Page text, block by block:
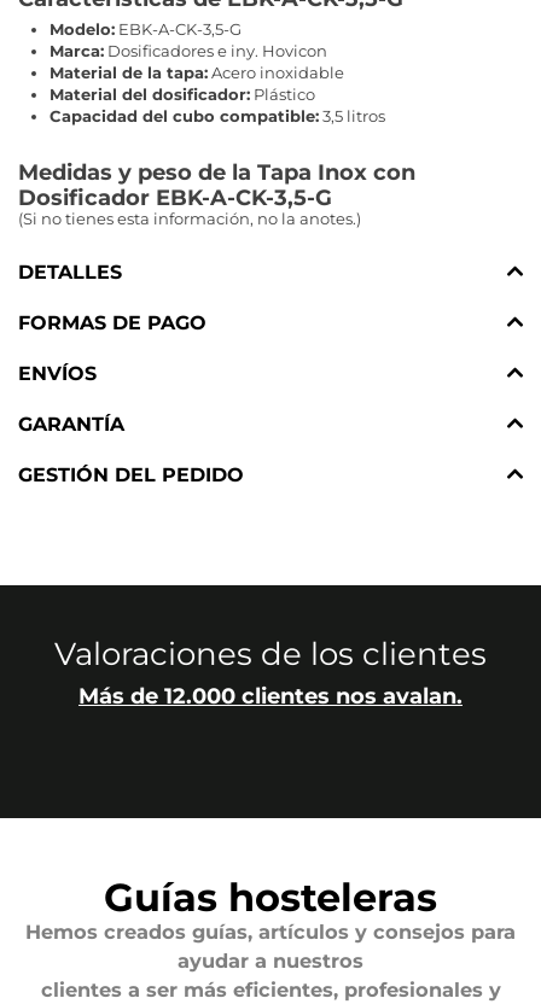
Modelo: EBK-A-CK-3,5-G
Marca: Dosificadores e iny. Hovicon
Material de la tapa:Acero inoxidable
Material del dosificador: Plástico
Capacidad del cubo compatible:3,5 litros
Medidas y peso de la Tapa Inox con
Dosificador EBK-A-CK-3,5-G
(Si no tienes esta información, no la anotes.)
DETALLES
FORMAS DE PAGO
ENVÍOS
GARANTÍA
GESTIÓN DEL PEDIDO
Valoraciones de los clientes
Más de 12.000 clientes nos avalan.
Guías hosteleras
Hemos creados guías, artículos y consejos para
ayudar a nuestros
clientes a ser más eficientes, profesionales y